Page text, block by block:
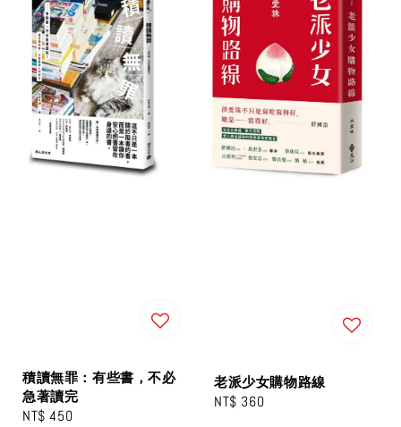
積讀無罪：有些書，不必
急著讀完
Regular
NT$ 450
老派少女購物路線
Regular
NT$ 360